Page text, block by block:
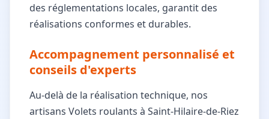
des réglementations locales, garantit des
réalisations conformes et durables.
Accompagnement personnalisé et
conseils d'experts
Au-delà de la réalisation technique, nos
artisans Volets roulants à Saint-Hilaire-de-Riez